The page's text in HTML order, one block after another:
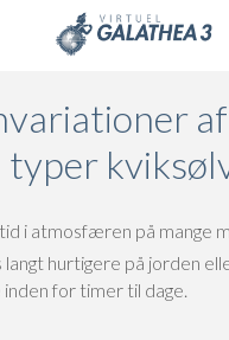
typer
i atmosfæren på mange
hurtigere på jorden
for timer til dage.